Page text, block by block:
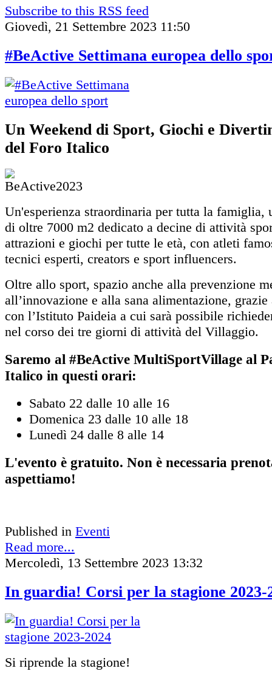
Subscribe to this RSS feed
Giovedì, 21 Settembre 2023 11:50
#BeActive Settimana europea dello
Un Weekend di Sport, Giochi e
del Foro Italico
Un'esperienza straordinaria per tutta la famiglia,
di oltre 7000 m2 dedicato a decine di attività
attrazioni e giochi per tutte le età, con atleti
tecnici esperti, creators e sport influencers.
Oltre allo sport, spazio anche alla prevenzione
all’innovazione e alla sana alimentazione,
con l’Istituto Paideia a cui sarà possibile
nel corso dei tre giorni di attività del Villaggio.
Saremo al #BeActive MultiSportVillage al
Italico in questi orari:
Sabato 22 dalle 10 alle 16
Domenica 23 dalle 10 alle 18
Lunedì 24 dalle 8 alle 14
L'evento è gratuito. Non è necessaria
aspettiamo!
Published in Eventi
Read more...
Mercoledì, 13 Settembre 2023 13:32
In guardia! Corsi per la stagione 2023-
Si riprende la stagione!